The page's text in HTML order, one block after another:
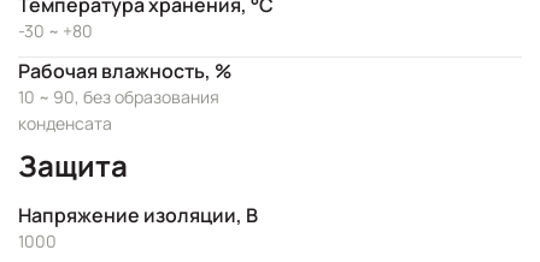
-30 ~ +80
Рабочая влажность, %
10 ~ 90, без образования
конденсата
Защита
Напряжение изоляции, В
1000